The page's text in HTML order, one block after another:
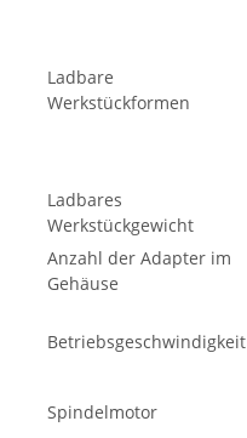
Ladbare
Werkstückformen
Ladbares
Werkstückgewicht
Anzahl der Adapter im
Gehäuse
Betriebsgeschwindigkeit
Spindelmotor